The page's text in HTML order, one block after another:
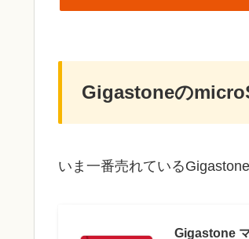
Gigastoneの
いま一番売れている
Gigastone